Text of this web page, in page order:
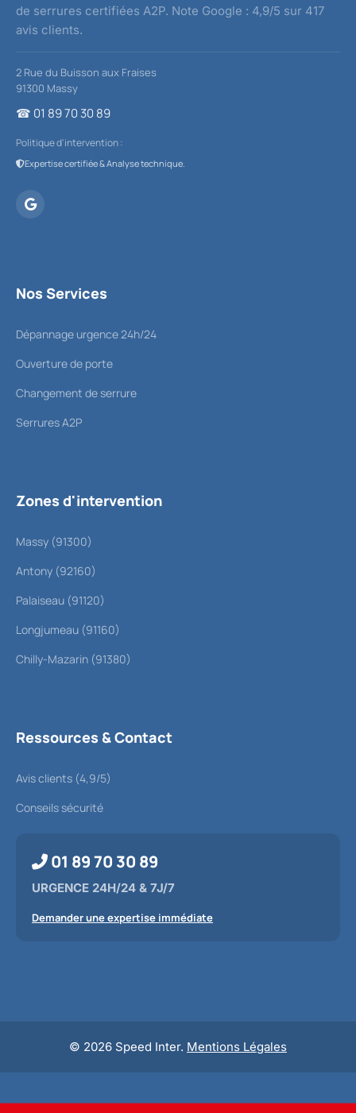
de serrures certifiées A2P. Note Google : 4,9/5 sur 417
avis clients.
2 Rue du Buisson aux Fraises
91300 Massy
☎ 01 89 70 30 89
Politique d'intervention :
Expertise certifiée & Analyse technique.
Google Maps
Nos Services
Dépannage urgence 24h/24
Ouverture de porte
Changement de serrure
Serrures A2P
Zones d'intervention
Massy (91300)
Antony (92160)
Palaiseau (91120)
Longjumeau (91160)
Chilly-Mazarin (91380)
Ressources & Contact
Avis clients (4,9/5)
Conseils sécurité
01 89 70 30 89
URGENCE 24H/24 & 7J/7
Demander une expertise immédiate
© 2026 Speed Inter. Mentions Légales